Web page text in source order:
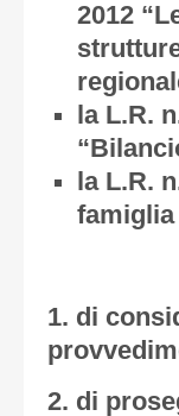
2012
la L.R.
la L.R.
famiglia
1. di
2. di